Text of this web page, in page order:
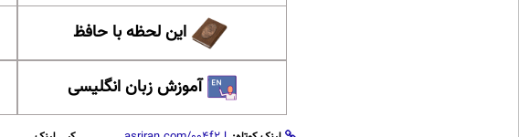
این لحظه با حافظ
آموزش زبان انگلیسی